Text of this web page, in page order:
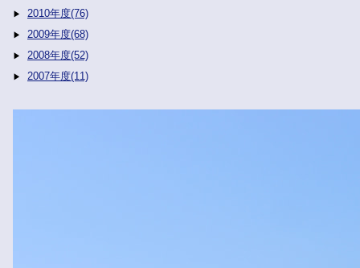
2010年度(76)
2009年度(68)
2008年度(52)
2007年度(11)